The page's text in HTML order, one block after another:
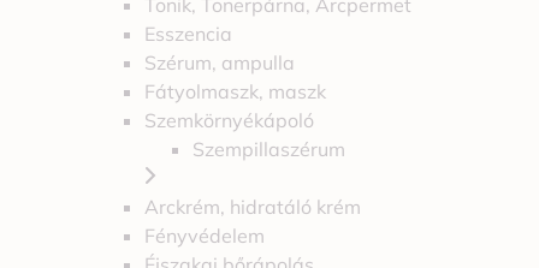
Tonik, Tonerpárna, Arcpermet
Esszencia
Szérum, ampulla
Fátyolmaszk, maszk
Szemkörnyékápoló
Szempillaszérum
Arckrém, hidratáló krém
Fényvédelem